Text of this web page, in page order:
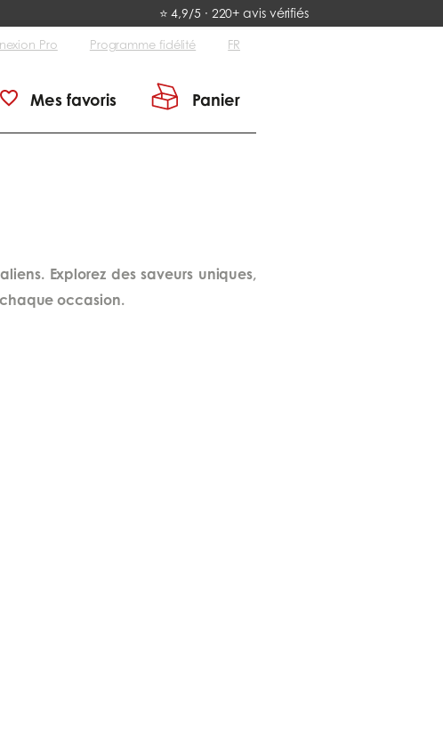
⭐ 4,9/5 · 220+ avis vérifiés
Pro Programme fidélité FR
Mes favoris Panier
Explorez des saveurs uniques,
occasion.